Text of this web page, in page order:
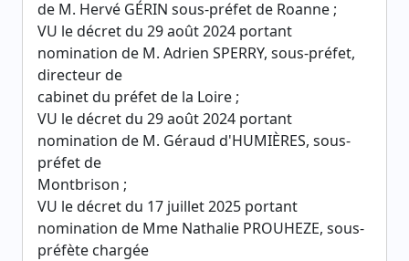
de M. Hervé GÉRIN sous-préfet de Roanne ;
VU le décret du 29 août 2024 portant
nomination de M. Adrien SPERRY, sous-préfet,
directeur de
cabinet du préfet de la Loire ;
VU le décret du 29 août 2024 portant
nomination de M. Géraud d'HUMIÈRES, sous-
préfet de
Montbrison ;
VU le décret du 17 juillet 2025 portant
nomination de Mme Nathalie PROUHEZE, sous-
préfète chargée